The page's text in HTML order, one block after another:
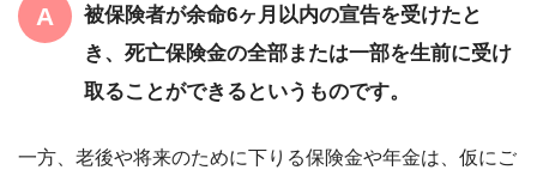
被保険者が余命6ヶ月以内の宣告を受けたと
き、死亡保険金の全部または一部を生前に受け
取ることができるというものです。
一方、老後や将来のために下りる保険金や年金は、仮にご